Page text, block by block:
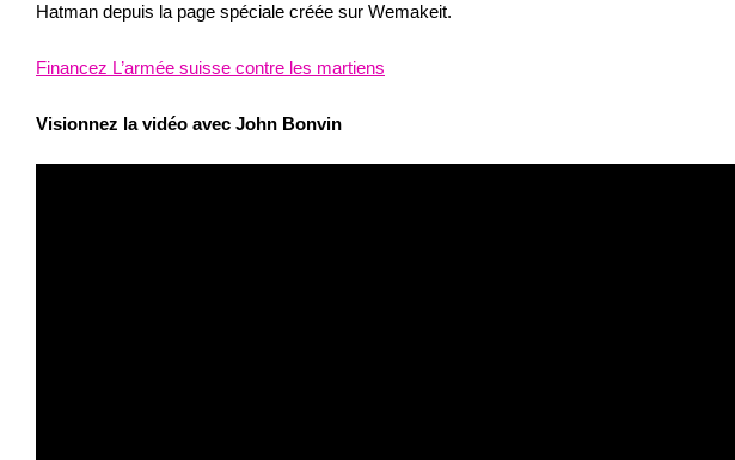
Hatman depuis la page spéciale créée sur Wemakeit.
Financez L’armée suisse contre les martiens
Visionnez la vidéo avec John Bonvin